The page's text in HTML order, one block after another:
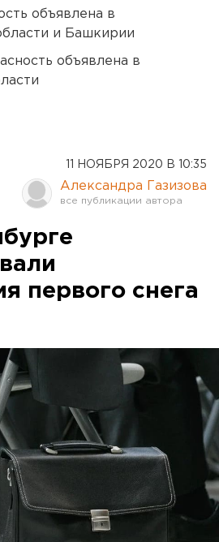
объявлена в
и Башкирии
объявлена в
11 НОЯБРЯ 2020 В 10:35
Александра Газизова
первого снега